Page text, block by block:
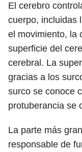
El cerebro
cuerpo, incluidas
el movimiento, la
superficie del
cerebral. La
gracias a los
surco se conoce
protuberancia se
La parte más
responsable de